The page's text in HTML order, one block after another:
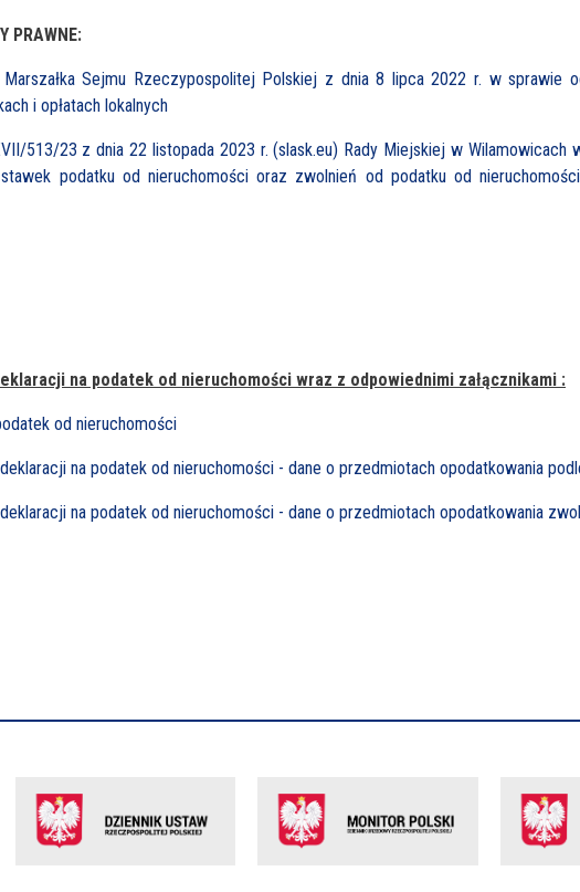
PRAWNE:
Marszałka Sejmu Rzeczypospolitej Polskiej z dnia8 lipca 2022 r. w sprawie
i opłatach lokalnych
513/23 z dnia 22 listopada 2023 r. (slask.eu) Rady Miejskiej w Wilamowicach
podatku od nieruchomości oraz zwolnień od podatku od
na podatek od nieruchomości wraz z odpowiednimi załącznikami :
od nieruchomości
na podatek od nieruchomości - dane o przedmiotach opodatkowania
na podatek od nieruchomości - dane o przedmiotach opodatkowania